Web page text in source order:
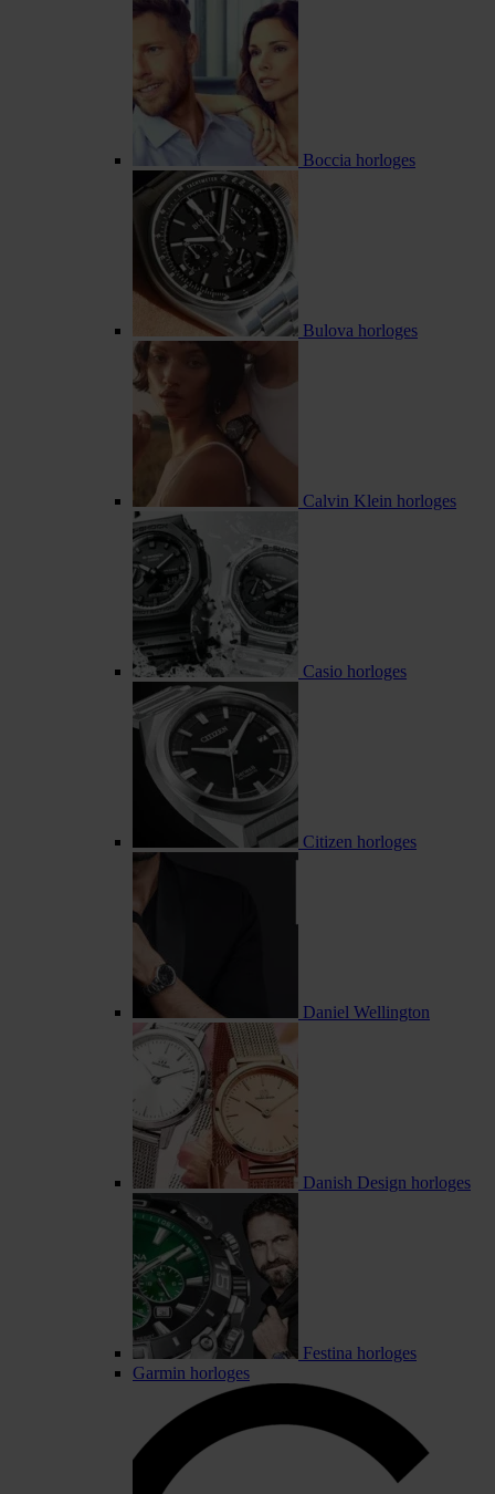
Boccia horloges
Bulova horloges
Calvin Klein horloges
Casio horloges
Citizen horloges
Daniel Wellington
Danish Design horloges
Festina horloges
Garmin horloges